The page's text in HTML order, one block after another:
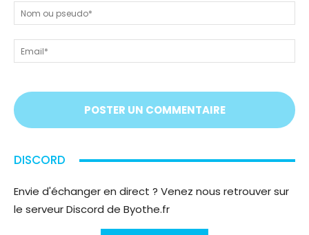
nous
tout
!
On
vous
;)
ou
DISCORD
Envie d'échanger en direct ? Venez nous retrouver sur
le serveur Discord de Byothe.fr